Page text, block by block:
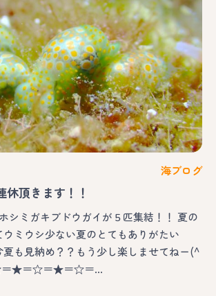
海ブログ
休頂きます！！
シミガキブドウガイが５匹集結！！ 夏の
ミウシ少ない夏のとてもありがたい
も見納め？？もう少し楽しませてねー(^
★＝☆＝★＝☆＝…